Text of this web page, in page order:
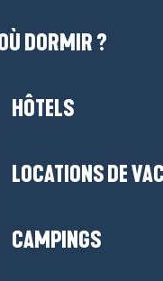
DORMIR ?
HÔTELS
LOCATIONS DE
CAMPINGS
?
?